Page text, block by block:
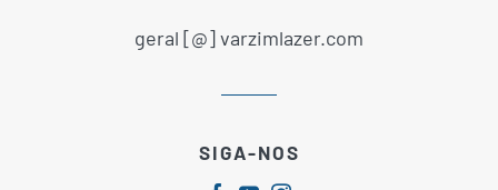
geral [@] varzimlazer.com
SIGA-NOS